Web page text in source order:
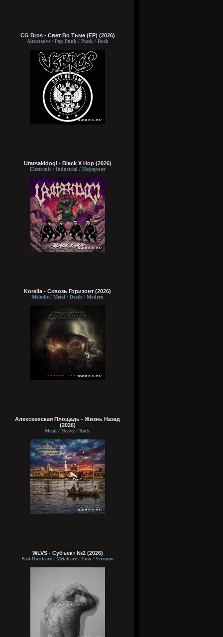
CG Bros - Свет Во Тьме (EP) (2026)
Alternative / Pop Punk / Punk / Rock
Uratsakidogi - Black X Hop (2026)
Electronic / Industrial / Неформат
Korella - Сквозь Горизонт (2026)
Melodic / Metal / Death / Modern
Алексеевская Площадь - Жизнь Назад
(2026)
Metal / Heavy / Rock
WLVS - Субъект №2 (2026)
Post-Hardcore / Metalcore / Emo / Screamo